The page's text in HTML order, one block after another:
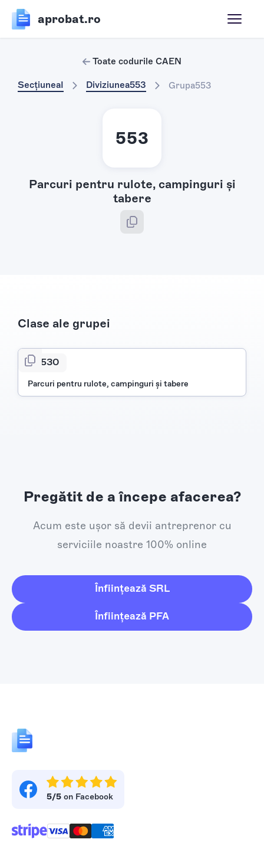
aprobat.ro
Toate codurile CAEN
SecțiuneaI Diviziunea553 Grupa553
553
Parcuri pentru rulote, campinguri şi
tabere
Clase ale grupei
5530
Parcuri pentru rulote, campinguri şi tabere
Pregătit de a începe afacerea?
Acum este ușor să devii antreprenor cu
serviciile noastre 100% online
Înființează SRL
Înființează PFA
5/5 on Facebook